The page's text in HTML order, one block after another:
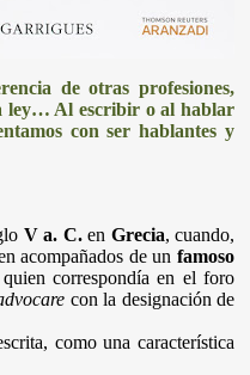
de otras profesiones,
ley… Al escribir o al hablar
con ser hablantes y
V a. C.en Grecia, cuando,
acompañados de un famoso
correspondía en el foro
con la designación de
como una característica